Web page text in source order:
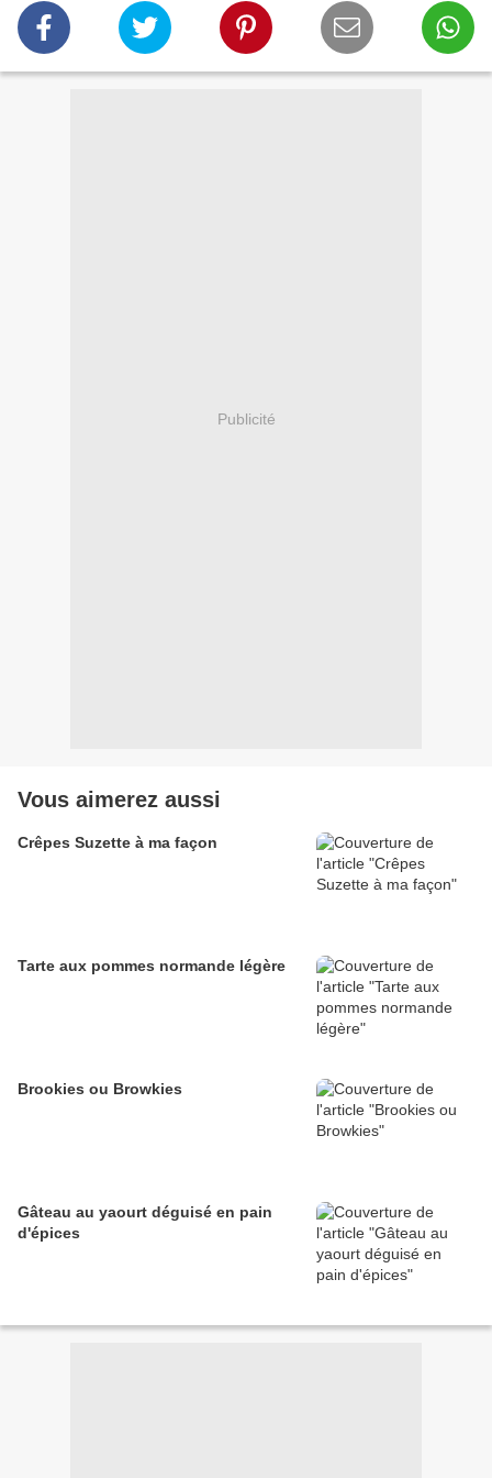
Publicité
Vous aimerez aussi
Crêpes Suzette à ma façon
Tarte aux pommes normande légère
Brookies ou Browkies
Gâteau au yaourt déguisé en pain
d'épices